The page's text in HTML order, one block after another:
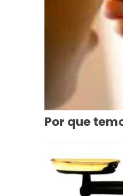
Por que